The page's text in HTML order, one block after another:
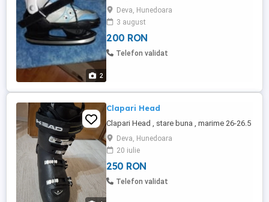
2
Deva, Hunedoara
3 august
200 RON
Telefon validat
Clapari Head
Clapari Head , stare buna , marime 26-26.5
Deva, Hunedoara
20 iulie
250 RON
Telefon validat